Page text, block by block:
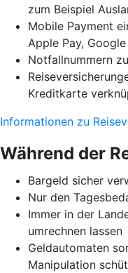
zum Beispiel
Mobile Payment
Apple Pay,
Notfallnummern
Kreditkarte
Informationen zu
Während der
Bargeld sicher
Nur den
Immer in der
umrechnen lassen
Geldautomaten
Manipulation